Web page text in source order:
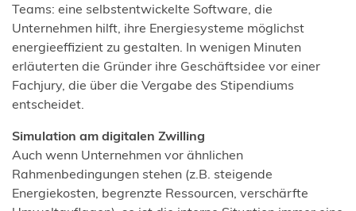
einem
neuen
Tab)
Teams: eine selbstentwickelte Software, die
Unternehmen hilft, ihre Energiesysteme möglichst
energieeffizient zu gestalten. In wenigen Minuten
erläuterten die Gründer ihre Geschäftsidee vor einer
Fachjury, die über die Vergabe des Stipendiums
entscheidet.
Simulation am digitalen Zwilling
Auch wenn Unternehmen vor ähnlichen
Rahmenbedingungen stehen (z.B. steigende
Energiekosten, begrenzte Ressourcen, verschärfte